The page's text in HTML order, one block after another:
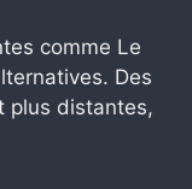
comme Le
Des
plus distantes,